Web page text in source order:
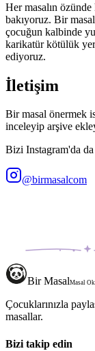
Her masalın
bakıyoruz. Bir
çocuğun kalbinde
karikatür kötülük
ediyoruz.
İletişim
Bir masal önermek
inceleyip arşive
Bizi Instagram'da
@birmasalcom
Bir MasalMasal
Çocuklarınızla
masallar.
Bizi takip edin